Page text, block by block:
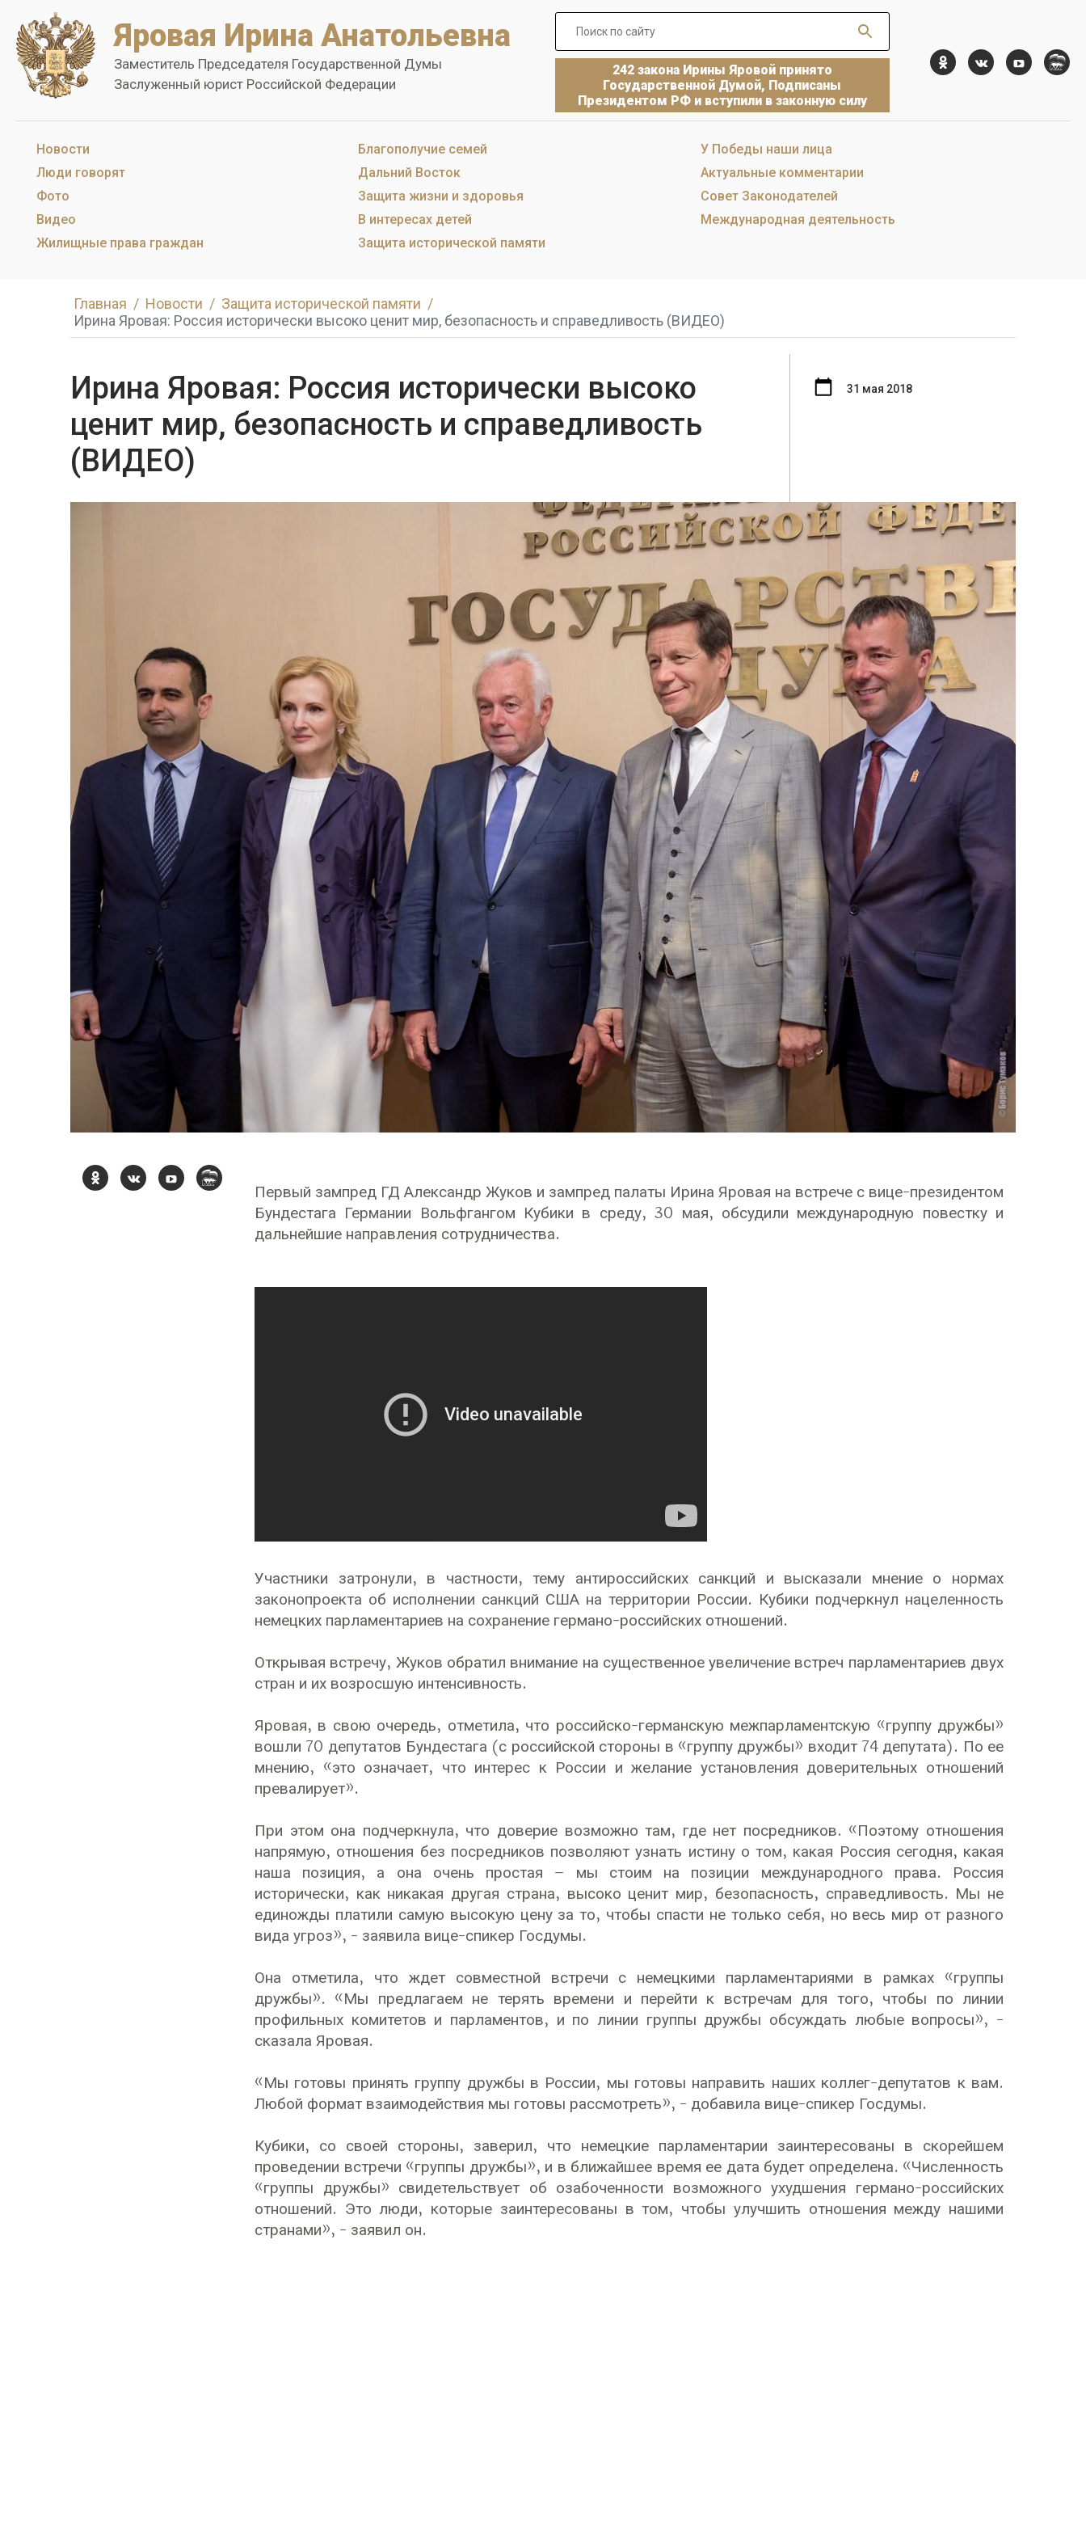
Яровая Ирина Анатольевна
Заместитель Председателя Государственной Думы
Заслуженный юрист Российской Федерации
242 закона Ирины Яровой принято
Государственной Думой, Подписаны
Президентом РФ и вступили в законную силу
Новости
Люди говорят
Фото
Видео
Жилищные права граждан
Благополучие семей
Дальний Восток
Защита жизни и здоровья
В интересах детей
Защита исторической памяти
У Победы наши лица
Актуальные комментарии
Совет Законодателей
Международная деятельность
Главная Новости
Защита исторической памяти
Ирина Яровая: Россия исторически высоко ценит мир, безопасность и справедливость (ВИДЕО)
Ирина Яровая: Россия исторически высоко
ценит мир, безопасность и справедливость
(ВИДЕО)
31 мая 2018
Первый зампред ГД Александр Жуков и зампред палаты Ирина Яровая на встрече с вице-президентом
Бундестага Германии Вольфгангом Кубики в среду, 30 мая, обсудили международную повестку и
дальнейшие направления сотрудничества.
Участники затронули, в частности, тему антироссийских санкций и высказали мнение о нормах
законопроекта об исполнении санкций США на территории России. Кубики подчеркнул нацеленность
немецких парламентариев на сохранение германо-российских отношений.
Открывая встречу, Жуков обратил внимание на существенное увеличение встреч парламентариев двух
стран и их возросшую интенсивность.
Яровая, в свою очередь, отметила, что российско-германскую межпарламентскую «группу дружбы»
вошли 70 депутатов Бундестага (с российской стороны в «группу дружбы» входит 74 депутата). По ее
мнению, «это означает, что интерес к России и желание установления доверительных отношений
превалирует».
При этом она подчеркнула, что доверие возможно там, где нет посредников. «Поэтому отношения
напрямую, отношения без посредников позволяют узнать истину о том, какая Россия сегодня, какая
наша позиция, а она очень простая – мы стоим на позиции международного права. Россия
исторически, как никакая другая страна, высоко ценит мир, безопасность, справедливость. Мы не
единожды платили самую высокую цену за то, чтобы спасти не только себя, но весь мир от разного
вида угроз», - заявила вице-спикер Госдумы.
Она отметила, что ждет совместной встречи с немецкими парламентариями в рамках «группы
дружбы». «Мы предлагаем не терять времени и перейти к встречам для того, чтобы по линии
профильных комитетов и парламентов, и по линии группы дружбы обсуждать любые вопросы», -
сказала Яровая.
«Мы готовы принять группу дружбы в России, мы готовы направить наших коллег-депутатов к вам.
Любой формат взаимодействия мы готовы рассмотреть», - добавила вице-спикер Госдумы.
Кубики, со своей стороны, заверил, что немецкие парламентарии заинтересованы в скорейшем
проведении встречи «группы дружбы», и в ближайшее время ее дата будет определена. «Численность
«группы дружбы» свидетельствует об озабоченности возможного ухудшения германо-российских
отношений. Это люди, которые заинтересованы в том, чтобы улучшить отношения между нашими
странами», - заявил он.